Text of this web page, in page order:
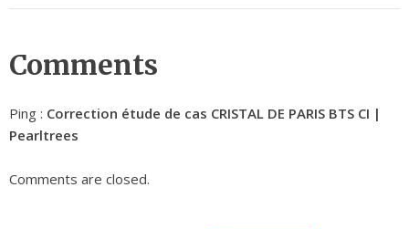
Comments
Ping : Correction étude de cas CRISTAL DE PARIS BTS CI |
Pearltrees
Comments are closed.